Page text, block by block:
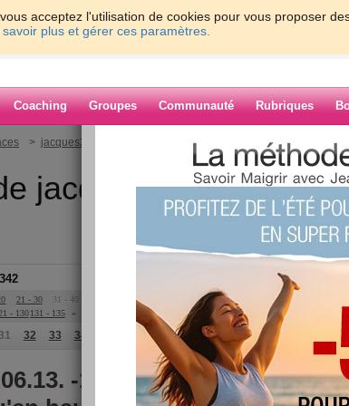
acceptez l'utilisation de cookies pour vous proposer
savoir plus et gérer ces paramètres.
Coaching Groupes Communauté Rubriques
> jacques2308
jacques2308
21 - 30 31 - 40 51 - 60 71 - 80
91 - 100
- 130 131 - 135 »
32 33 34 37 38 39 Suiv. ›
-1718a- Et ça monte